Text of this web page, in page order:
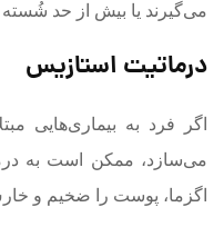
می‌گیرند یا بیش از حد
درماتیت استازیس
اگر فرد به بیماری‌هایی
می‌سازد، ممکن است به
اگزما، پوست را ضخیم و